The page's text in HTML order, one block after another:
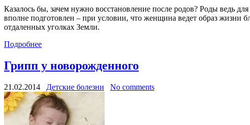
Казалось бы, зачем нужно восстановление после родов? Роды ведь
вполне подготовлен – при условии, что женщина ведет образ жизни
отдаленных уголках Земли.
Подробнее
Грипп у новорожденного
21.02.2014 Детские болезни No comments